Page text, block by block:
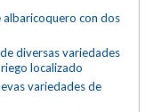
con dos
diversas variedades
localizado
variedades de